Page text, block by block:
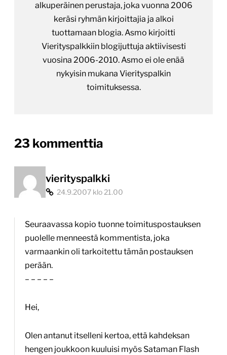
alkuperäinen perustaja, joka vuonna 2006
keräsi ryhmän kirjoittajia ja alkoi
tuottamaan blogia. Asmo kirjoitti
Vierityspalkkiin blogijuttuja aktiivisesti
vuosina 2006-2010. Asmo ei ole enää
nykyisin mukana Vierityspalkin
toimituksessa.
23 kommenttia
nimeä
uuteen
vierityspalkki
24.9.2007 klo 21.00
Seuraavassa kopio tuonne toimituspostauksen
puolelle menneestä kommentista, joka
varmaankin oli tarkoitettu tämän postauksen
perään.
– – – – –
Hei,
Olen antanut itselleni kertoa, että kahdeksan
hengen joukkoon kuuluisi myös Sataman Flash